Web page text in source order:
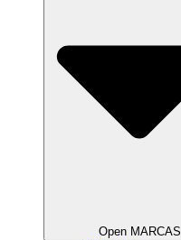
Open MARCAS